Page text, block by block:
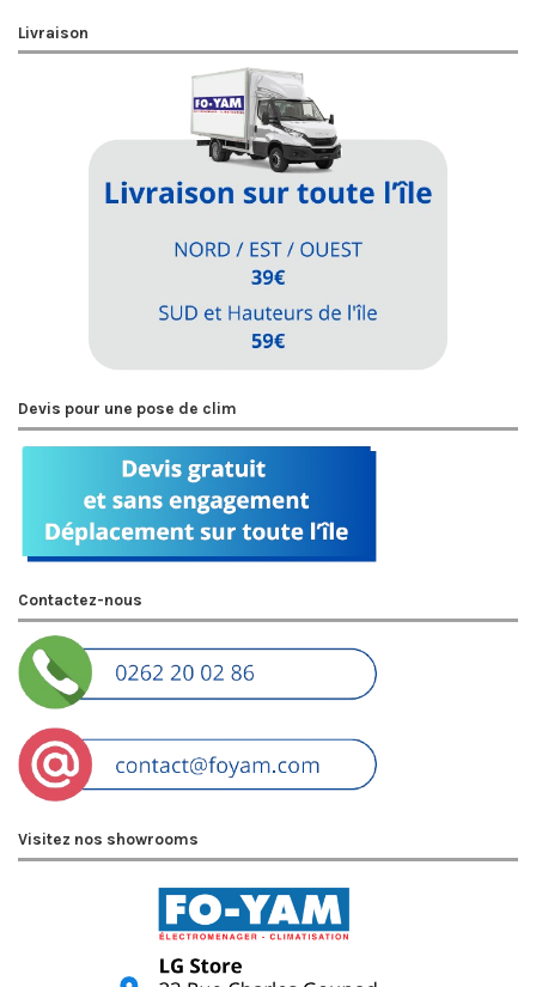
Livraison
Devis pour une pose de clim
Contactez-nous
Visitez nos showrooms